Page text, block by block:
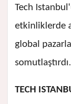
Tech
etkinliklerde
global
somutlaştırdı.
TECH